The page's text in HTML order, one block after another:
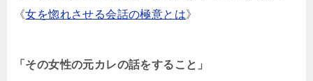
《女を惚れさせる会話の極意とは》
「その女性の元カレの話をすること」